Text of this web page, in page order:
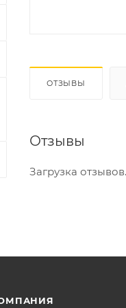
ОТЗЫВЫ
Отзывы
Загрузка